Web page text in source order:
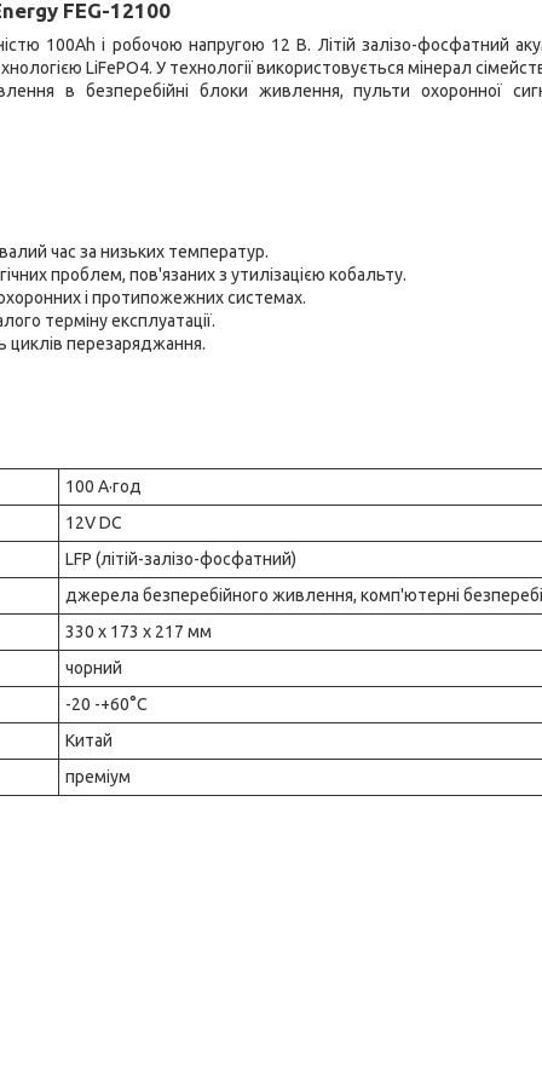
FEG-12100
100Ah і робочою напругою 12 В. Літій залізо-фосфатний
LiFePO4. У технології використовується мінерал
в безперебійні блоки живлення, пульти охоронної
час за низьких температур.
проблем, пов'язаних з утилізацією кобальту.
і протипожежних системах.
терміну експлуатації.
циклів перезаряджання.
100 А·год
12V DC
LFP (літій-залізо-фосфатний)
джерела безперебійного живлення, комп'ютерні
330 х 173 х 217 мм
чорний
-20 -+60°C
Китай
преміум